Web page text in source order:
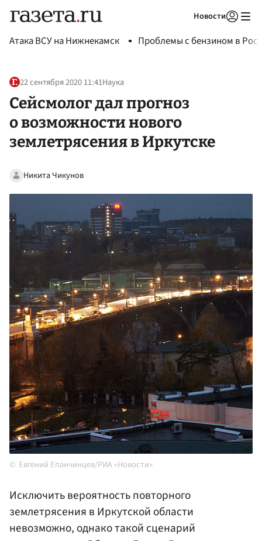
Новости
Атака ВСУ на Нижнекамск Проблемы с бензином в
22 сентября 2020 11:41Наука
Сейсмолог дал прогноз
о возможности нового
землетрясения в Иркутске
Никита Чикунов
Евгений Епанчинцев/РИА «Новости»
Исключить вероятность повторного
землетрясения в Иркутской области
невозможно, однако такой сценарий